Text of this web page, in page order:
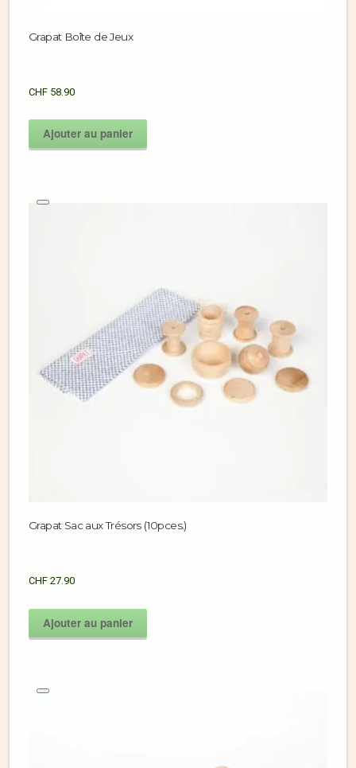
Grapat Boîte de Jeux
CHF 58.90
Ajouter au panier
Grapat Sac aux Trésors (10pces.)
CHF 27.90
Ajouter au panier